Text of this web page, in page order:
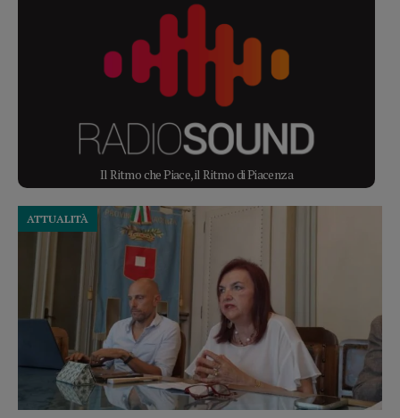
Il Ritmo che Piace, il Ritmo di Piacenza
ATTUALITÀ